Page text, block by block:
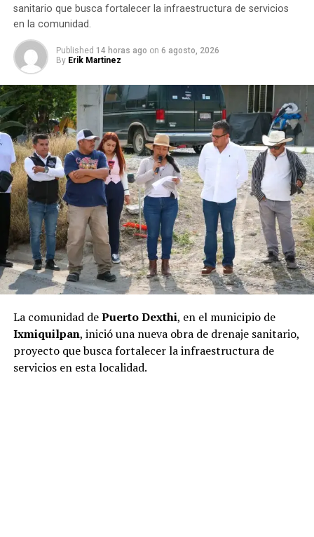
sanitario que busca fortalecer la infraestructura de servicios
en la comunidad.
Published 14 horas ago on 6 agosto, 2026
By Erik Martinez
La comunidad dePuerto Dexthi, en el municipio de
Ixmiquilpan, inició una nueva obra de drenaje sanitario,
proyecto que busca fortalecer la infraestructura de
servicios en esta localidad.